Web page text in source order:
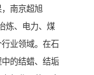
南京超旭
炼、电力、煤
业领域。在石
的结蜡、结垢